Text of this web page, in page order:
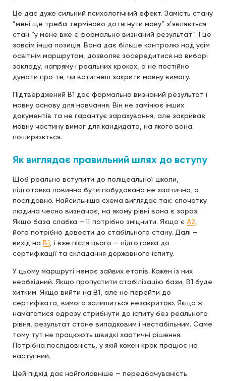
Це дає дуже сильний психологічний ефект. Замість стану
“мені ще треба терміново дотягнути мову” з’являється
стан “у мене вже є формально визнаний результат”. І це
зовсім інша позиція. Вона дає більше контролю над усім
освітнім маршрутом, дозволяє зосередитися на виборі
закладу, напряму і реальних кроках, а не постійно
думати про те, чи встигнеш закрити мовну вимогу.
Підтверджений B1 дає формально визнаний результат і
мовну основу для навчання. Він не замінює інших
документів та не гарантує зарахування, але закриває
мовну частину вимог для кандидата, на якого вона
поширюється.
Як виглядає правильний шлях до вступу
Щоб реально вступити до поліцеальної школи,
підготовка повинна бути побудована не хаотично, а
послідовно. Найсильніша схема виглядає так: спочатку
людина чесно визначає, на якому рівні вона є зараз.
Якщо база слабка — її потрібно зміцнити. Якщо є A2
його потрібно довести до стабільного стану. Далі —
вихід на B1 , і вже після цього — підготовка до
сертифікації та складання державного іспиту.
У цьому маршруті немає зайвих етапів. Кожен із них
необхідний. Якщо пропустити стабілізацію бази, B1 буде
хитким. Якщо вийти на B1, але не перейти до
сертифіката, вимога залишиться незакритою. Якщо ж
намагатися одразу стрибнути до іспиту без реального
рівня, результат стане випадковим і нестабільним. Саме
тому тут не працюють швидкі хаотичні рішення.
Потрібна послідовність, у якій кожен крок працює на
наступний.
Цей підхід дає найголовніше — передбачуваність.